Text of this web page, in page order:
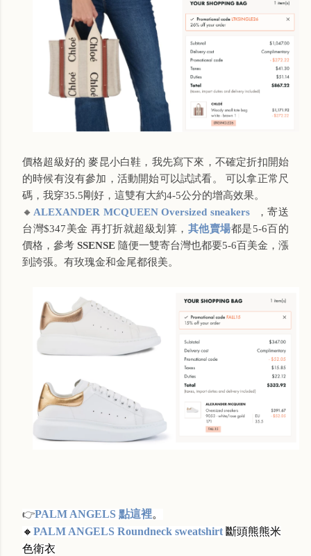
價格超級好的 麥昆小白鞋，我先寫下來，不確定折扣開始
的時候有沒有參加，活動開始可以試試看。 可以拿正常尺
碼，我穿35.5剛好，這雙有大約4-5公分的增高效果。
🔸 ALEXANDER MCQUEEN Oversized sneakers
，寄送
台灣$347美金 再打折就超級划算， 其他賣場都是5-6百的
價格，參考 SSENSE 隨便一雙寄台灣也都要5-6百美金，漲
到誇張。有玫瑰金和金尾都很美。
👉PALM ANGELS 點這裡。
🔸 PALM ANGELS Roundneck sweatshirt 斷頭熊熊米
色衛衣